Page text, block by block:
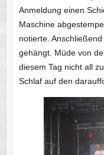
Anmeldung einen
Maschine
notierte.
gehängt. Müde von
diesem Tag nicht all
Schlaf auf den